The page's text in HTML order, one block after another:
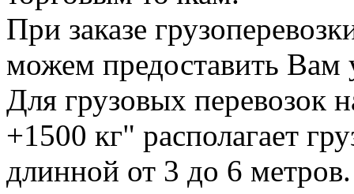
При заказе
можем предоставить Вам
Для грузовых перевозок
+1500 кг" располагает
длинной от 3 до 6 метров.